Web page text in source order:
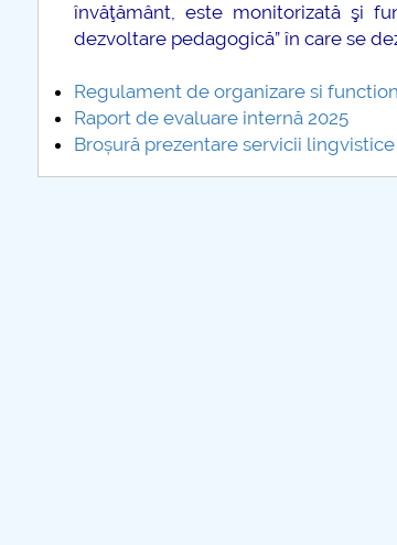
învăţământ, este monitorizată şi
dezvoltare pedagogică” în care se
Regulament de organizare si
Raport de evaluare internă 2025
Broșură prezentare servicii lingvistice